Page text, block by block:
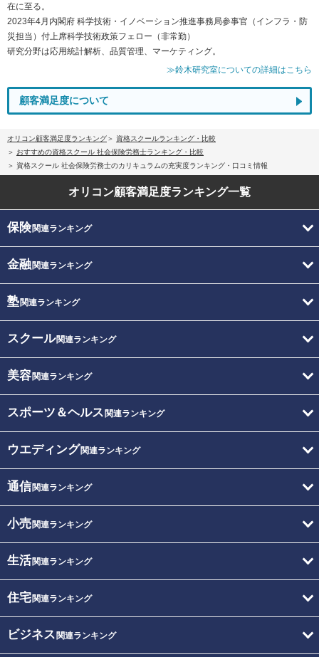
在に至る。
2023年4月内閣府 科学技術・イノベーション推進事務局参事官（インフラ・防
災担当）付上席科学技術政策フェロー（非常勤）
研究分野は応用統計解析、品質管理、マーケティング。
≫鈴木研究室についての詳細はこちら
顧客満足度について
オリコン顧客満足度ランキング
資格スクールランキング・比較
おすすめの資格スクール 社会保険労務士ランキング・比較
資格スクール 社会保険労務士のカリキュラムの充実度ランキング・口コミ情報
オリコン顧客満足度ランキング一覧
保険関連ランキング
金融関連ランキング
塾関連ランキング
スクール関連ランキング
美容関連ランキング
スポーツ＆ヘルス 関連ランキング
ウエディング関連ランキング
通信関連ランキング
小売関連ランキング
生活関連ランキング
住宅関連ランキング
ビジネス 関連ランキング